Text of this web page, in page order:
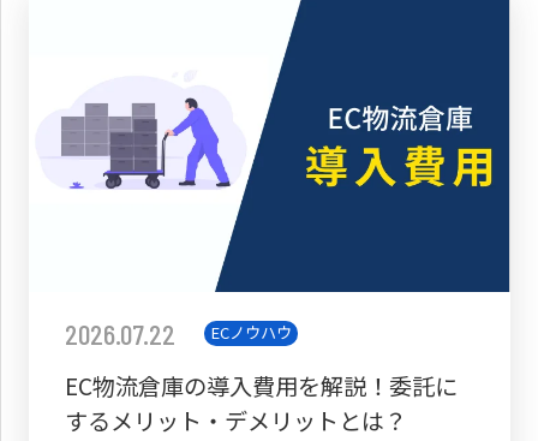
2026.07.22 ECノウハウ
EC物流倉庫の導入費用を解説！委託に
するメリット・デメリットとは？